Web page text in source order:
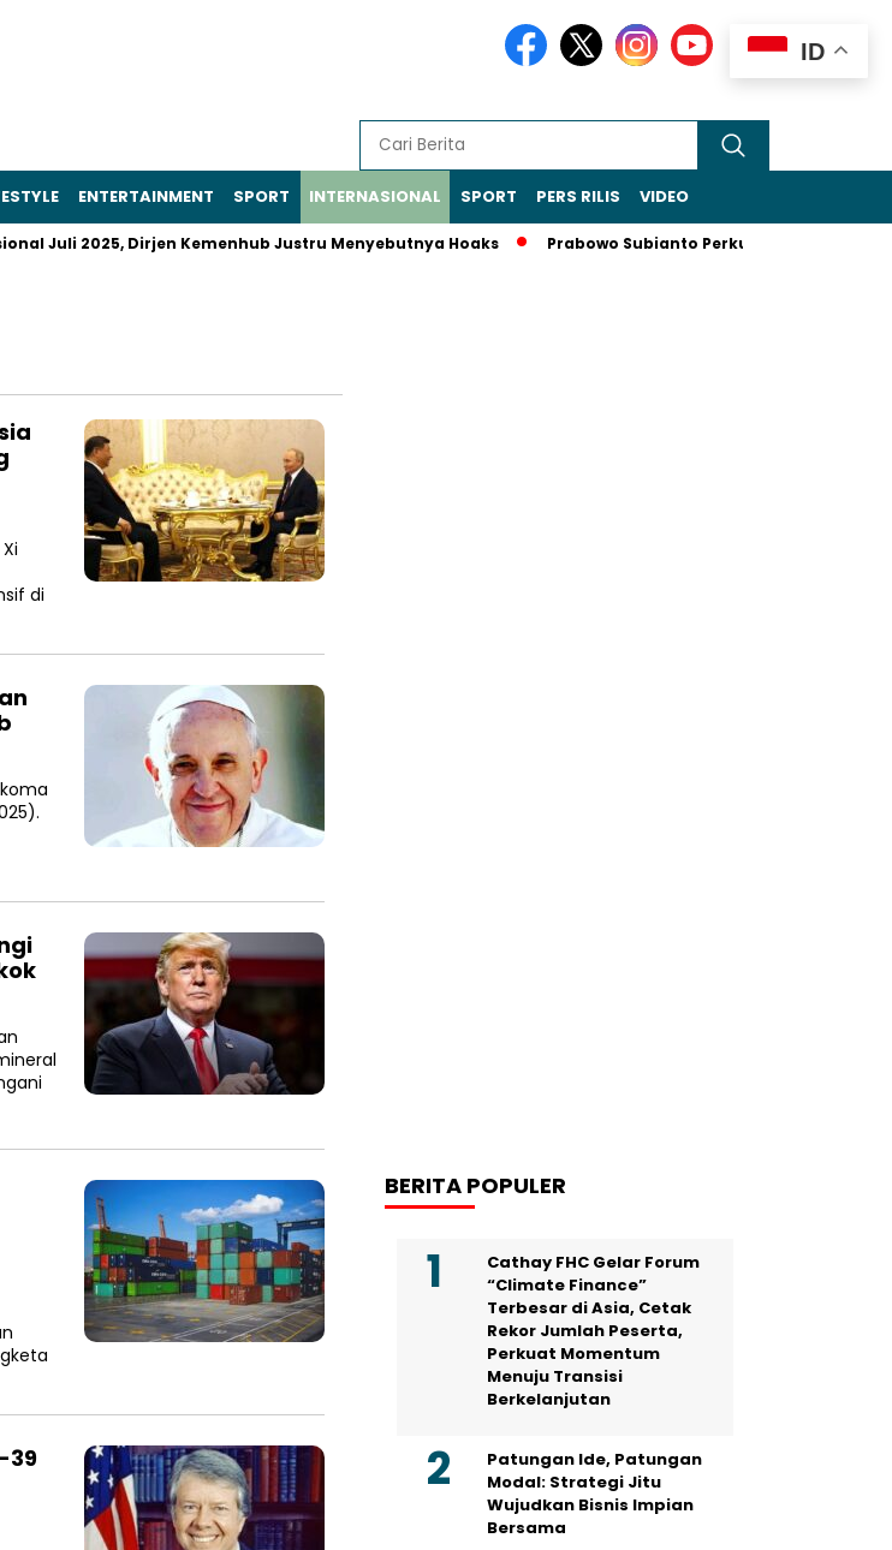
ENTERTAINMENT SPORT INTERNASIONAL SPORT PERS RILIS VIDEO
Juli 2025, Dirjen Kemenhub Justru Menyebutnya Hoaks Prabowo Subianto Perkuat Peran Indonesia di
di
39
BERITA POPULER
Cathay FHC Gelar Forum
“Climate Finance”
Terbesar di Asia, Cetak
Rekor Jumlah Peserta,
Perkuat Momentum
Menuju Transisi
Berkelanjutan
Patungan Ide, Patungan
Modal: Strategi Jitu
Wujudkan Bisnis Impian
Bersama
ID